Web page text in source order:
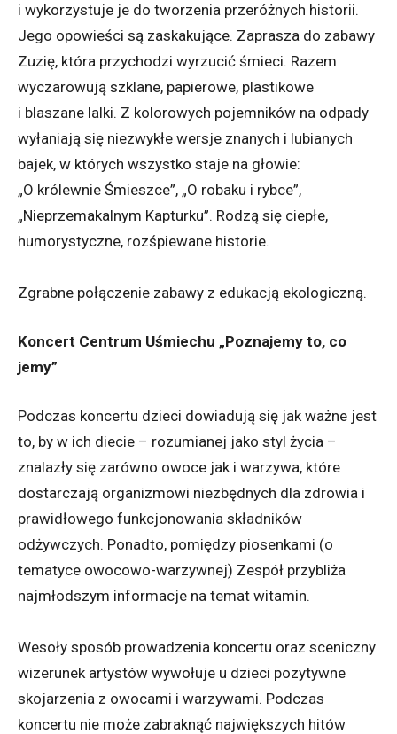
i wykorzystuje je do tworzenia przeróżnych historii.
Jego opowieści są zaskakujące. Zaprasza do zabawy
Zuzię, która przychodzi wyrzucić śmieci. Razem
wyczarowują szklane, papierowe, plastikowe
i blaszane lalki. Z kolorowych pojemników na odpady
wyłaniają się niezwykłe wersje znanych i lubianych
bajek, w których wszystko staje na głowie:
„O królewnie Śmieszce”, „O robaku i rybce”,
„Nieprzemakalnym Kapturku”. Rodzą się ciepłe,
humorystyczne, rozśpiewane historie.
Zgrabne połączenie zabawy z edukacją ekologiczną.
Koncert Centrum Uśmiechu „Poznajemy to, co
jemy”
Podczas koncertu dzieci dowiadują się jak ważne jest
to, by w ich diecie – rozumianej jako styl życia –
znalazły się zarówno owoce jak i warzywa, które
dostarczają organizmowi niezbędnych dla zdrowia i
prawidłowego funkcjonowania składników
odżywczych. Ponadto, pomiędzy piosenkami (o
tematyce owocowo-warzywnej) Zespół przybliża
najmłodszym informacje na temat witamin.
Wesoły sposób prowadzenia koncertu oraz sceniczny
wizerunek artystów wywołuje u dzieci pozytywne
skojarzenia z owocami i warzywami. Podczas
koncertu nie może zabraknąć największych hitów